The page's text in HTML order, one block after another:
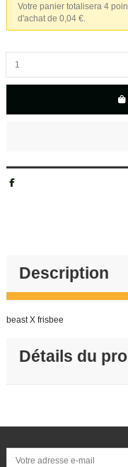
Votre panier totalisera 4
d'achat de 0,04 €.
Description
beast X frisbee
Détails du